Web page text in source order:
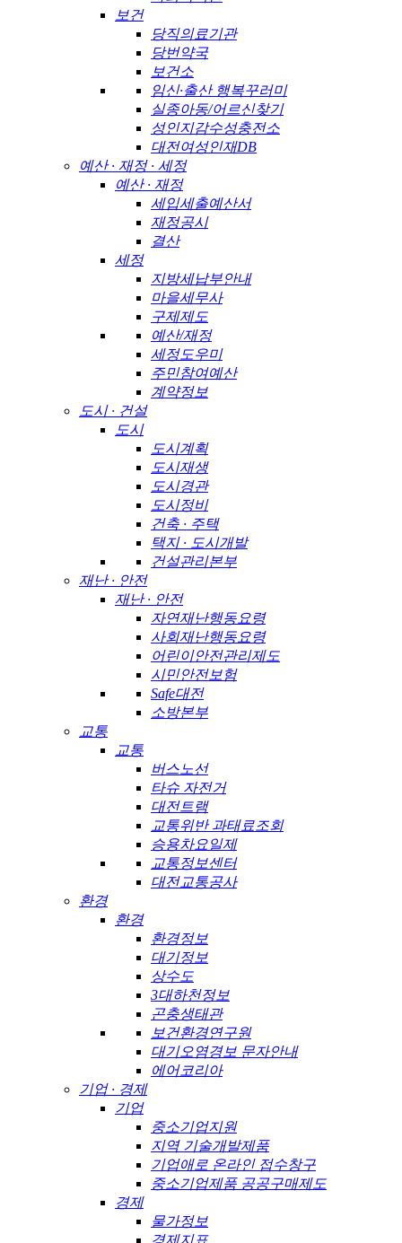
보건
당직의료기관
당번약국
보건소
임신·출산 행복꾸러미
실종아동/어르신찾기
성인지감수성충전소
대전여성인재DB
예산 · 재정 · 세정
예산 · 재정
세입세출예산서
재정공시
결산
세정
지방세납부안내
마을세무사
구제제도
예산/재정
세정도우미
주민참여예산
계약정보
도시 · 건설
도시
도시계획
도시재생
도시경관
도시정비
건축 · 주택
택지 · 도시개발
건설관리본부
재난 · 안전
재난 · 안전
자연재난행동요령
사회재난행동요령
어린이안전관리제도
시민안전보험
Safe대전
소방본부
교통
교통
버스노선
타슈 자전거
대전트램
교통위반 과태료조회
승용차요일제
교통정보센터
대전교통공사
환경
환경
환경정보
대기정보
상수도
3대하천정보
곤충생태관
보건환경연구원
대기오염경보 문자안내
에어코리아
기업 · 경제
기업
중소기업지원
지역 기술개발제품
기업애로 온라인 접수창구
중소기업제품 공공구매제도
경제
물가정보
경제지표